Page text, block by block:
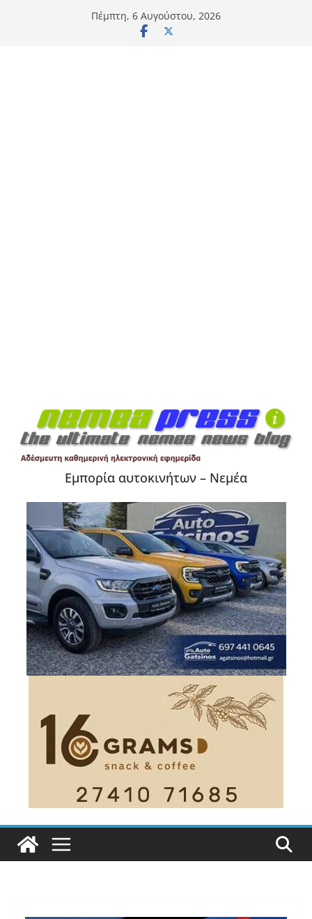
Πέμπτη, 6 Αυγούστου, 2026
Εμπορία αυτοκινήτων – Νεμέα